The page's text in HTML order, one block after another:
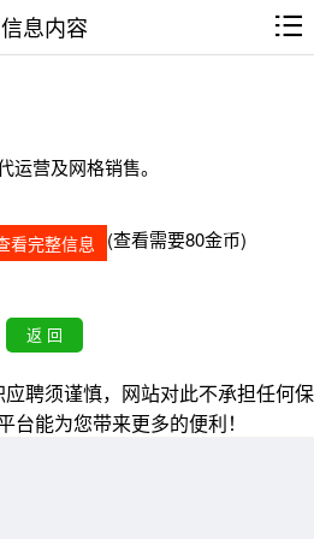
信息内容
运营及网格销售。
看完整信息 (查看需要80金币)
聘须谨慎，网站对此不承担任何保
能为您带来更多的便利！